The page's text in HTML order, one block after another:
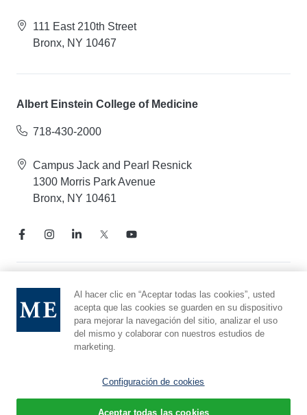
111 East 210th Street
Bronx, NY 10467
Albert Einstein College of Medicine
718-430-2000
Campus Jack and Pearl Resnick
1300 Morris Park Avenue
Bronx, NY 10461
Aviso de prácticas de privacidad
Línea directa de cumplimiento
Denunciar maltrato
Preferencias de cookies
Al hacer clic en “Aceptar todas las cookies”, usted
acepta que las cookies se guarden en su dispositivo
para mejorar la navegación del sitio, analizar el uso
del mismo y colaborar con nuestros estudios de
marketing.
Configuración de cookies
Aceptar todas las cookies